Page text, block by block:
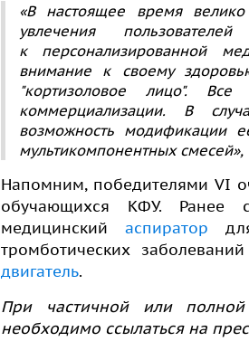
«В настоящее время
увлечения
к персонализированной
внимание к своему
"кортизоловое лицо".
коммерциализации. В
возможность модификации
мультикомпонентных смесей»,
Напомним, победителями VI
обучающихся КФУ. Ранее
медицинскийаспиратор
тромботических
двигатель.
При частичной или полной
необходимо ссылаться на